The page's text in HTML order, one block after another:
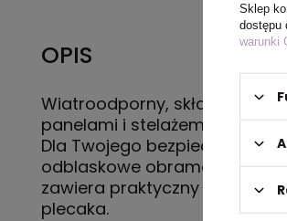
OPIS
Wiatroodporny, składany
panelami i stelażem
Dla Twojego
odblaskowe obramowanie.
zawiera praktyczny
plecaka.
Sklep
dostępu
warunki